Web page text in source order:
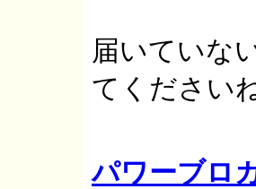
届いていな
てください
パワーブロ